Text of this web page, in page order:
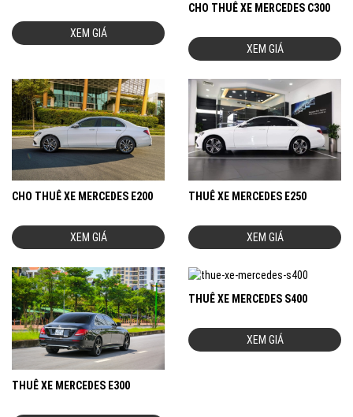
XEM GIÁ
CHO THUÊ XE MERCEDES C300
XEM GIÁ
CHO THUÊ XE MERCEDES E200
XEM GIÁ
THUÊ XE MERCEDES E250
XEM GIÁ
THUÊ XE MERCEDES E300
THUÊ XE MERCEDES S400
XEM GIÁ